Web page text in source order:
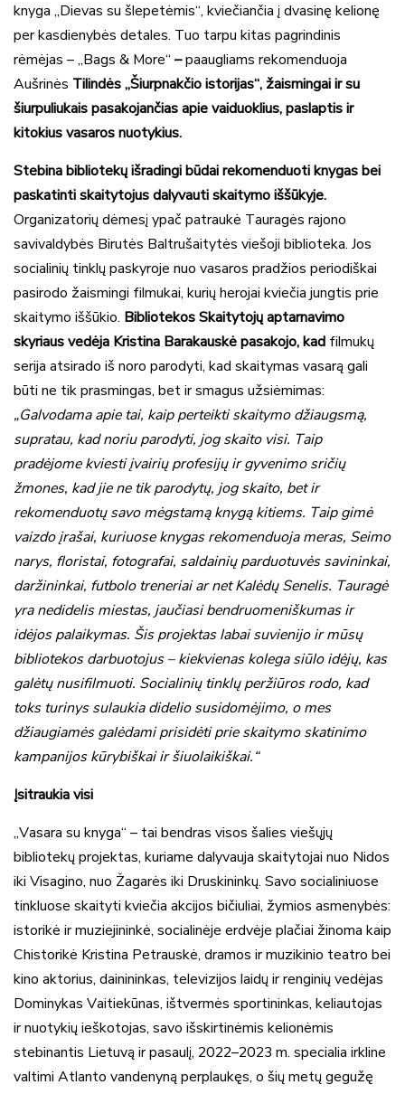
knyga „Dievas su šlepetėmis“, kviečiančia į dvasinę kelionę
per kasdienybės detales. Tuo tarpu kitas pagrindinis
rėmėjas – „Bags & More“ –paaugliams rekomenduoja
Aušrinės Tilindės „Šiurpnakčio istorijas“, žaismingai ir su
šiurpuliukais pasakojančias apie vaiduoklius, paslaptis ir
kitokius vasaros nuotykius.
Stebina bibliotekų išradingi būdai rekomenduoti knygas bei
paskatinti skaitytojus dalyvauti skaitymo iššūkyje.
Organizatorių dėmesį ypač patraukė Tauragės rajono
savivaldybės Birutės Baltrušaitytės viešoji biblioteka. Jos
socialinių tinklų paskyroje nuo vasaros pradžios periodiškai
pasirodo žaismingi filmukai, kurių herojai kviečia jungtis prie
skaitymo iššūkio. Bibliotekos Skaitytojų aptarnavimo
skyriaus vedėja Kristina Barakauskė pasakojo, kad filmukų
serija atsirado iš noro parodyti, kad skaitymas vasarą gali
būti ne tik prasmingas, bet ir smagus užsiėmimas:
„Galvodama apie tai, kaip perteikti skaitymo džiaugsmą,
supratau, kad noriu parodyti, jog skaito visi. Taip
pradėjome kviesti įvairių profesijų ir gyvenimo sričių
žmones, kad jie ne tik parodytų, jog skaito, bet ir
rekomenduotų savo mėgstamą knygą kitiems. Taip gimė
vaizdo įrašai, kuriuose knygas rekomenduoja meras, Seimo
narys, floristai, fotografai, saldainių parduotuvės savininkai,
daržininkai, futbolo treneriai ar net Kalėdų Senelis. Tauragė
yra nedidelis miestas, jaučiasi bendruomeniškumas ir
idėjos palaikymas. Šis projektas labai suvienijo ir mūsų
bibliotekos darbuotojus – kiekvienas kolega siūlo idėjų, kas
galėtų nusifilmuoti. Socialinių tinklų peržiūros rodo, kad
toks turinys sulaukia didelio susidomėjimo, o mes
džiaugiamės galėdami prisidėti prie skaitymo skatinimo
kampanijos kūrybiškai ir šiuolaikiškai.“
Įsitraukia visi
„Vasara su knyga“ – tai bendras visos šalies viešųjų
bibliotekų projektas, kuriame dalyvauja skaitytojai nuo Nidos
iki Visagino, nuo Žagarės iki Druskininkų. Savo socialiniuose
tinkluose skaityti kviečia akcijos bičiuliai, žymios asmenybės:
istorikė ir muziejininkė, socialinėje erdvėje plačiai žinoma kaip
Chistorikė Kristina Petrauskė, dramos ir muzikinio teatro bei
kino aktorius, dainininkas, televizijos laidų ir renginių vedėjas
Dominykas Vaitiekūnas, ištvermės sportininkas, keliautojas
ir nuotykių ieškotojas, savo išskirtinėmis kelionėmis
stebinantis Lietuvą ir pasaulį, 2022–2023 m. specialia irkline
valtimi Atlanto vandenyną perplaukęs, o šių metų gegužę